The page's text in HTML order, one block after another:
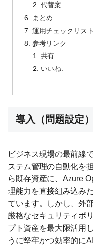
代替案
まとめ
運用チェックリスト
参考リンク
共有:
いいね:
導入（問題設定）
ビジネス現場の最前線
ステム管理の自動化を
ら既存資産に、Azure
理能力を直接組み込み
ています。しかし、外
厳格なセキュリティポ
プト資産を最大限活用
うに堅牢かつ効率的に